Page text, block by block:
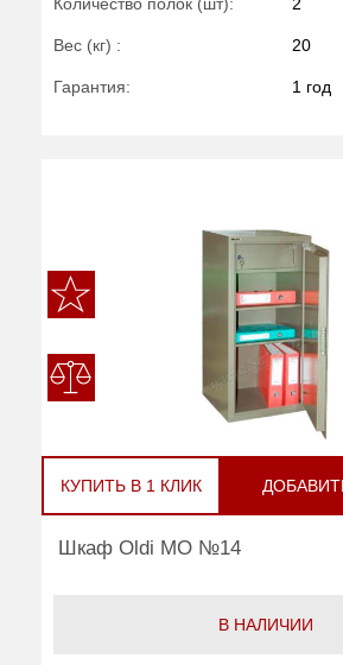
Количество полок (шт): 2
Вес (кг) : 20
Гарантия: 1 год
КУПИТЬ В 1 КЛИК
Шкаф Oldi МО №14
В НАЛИЧИИ